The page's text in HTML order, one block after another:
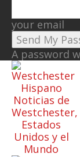
your email
A password
Noticias de
Westchester,
Estados
Unidos y el
Mundo